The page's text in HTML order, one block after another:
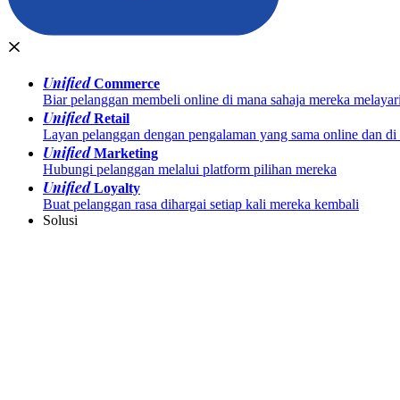
UnifiedCommerce
Biar pelanggan membeli online di mana sahaja mereka melayari
UnifiedRetail
Layan pelanggan dengan pengalaman yang sama online dan
UnifiedMarketing
Hubungi pelanggan melalui platform pilihan mereka
UnifiedLoyalty
Buat pelanggan rasa dihargai setiap kali mereka kembali
Solusi